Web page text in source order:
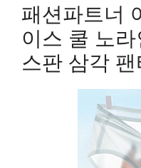
패션파트너
이스 쿨 노
스판 삼각